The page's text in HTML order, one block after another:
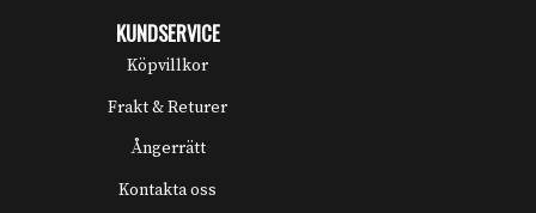
KUNDSERVICE
Köpvillkor
Frakt & Returer
Ångerrätt
Kontakta oss